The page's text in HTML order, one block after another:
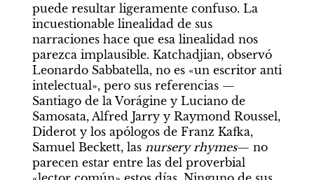
puede resultar ligeramente confuso. La
incuestionable linealidad de sus
narraciones hace que esa linealidad nos
parezca implausible. Katchadjian, observó
Leonardo Sabbatella, no es «un escritor anti
intelectual», pero sus referencias —
Santiago de la Vorágine y Luciano de
Samosata, Alfred Jarry y Raymond Roussel,
Diderot y los apólogos de Franz Kafka,
Samuel Beckett, las nursery rhymes— no
parecen estar entre las del proverbial